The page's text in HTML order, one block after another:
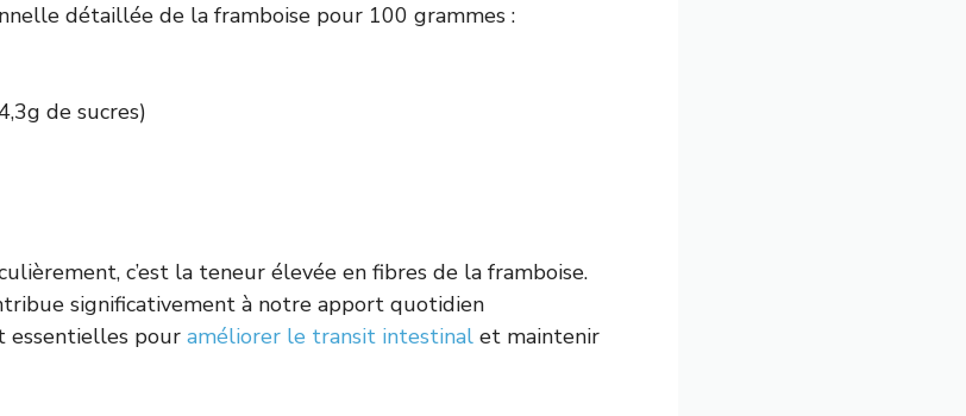
détaillée de la framboise pour 100 grammes :
de sucres)
c’est la teneur élevée en fibres de la framboise.
significativement à notre apport quotidien
essentielles pour améliorer le transit intestinal et maintenir